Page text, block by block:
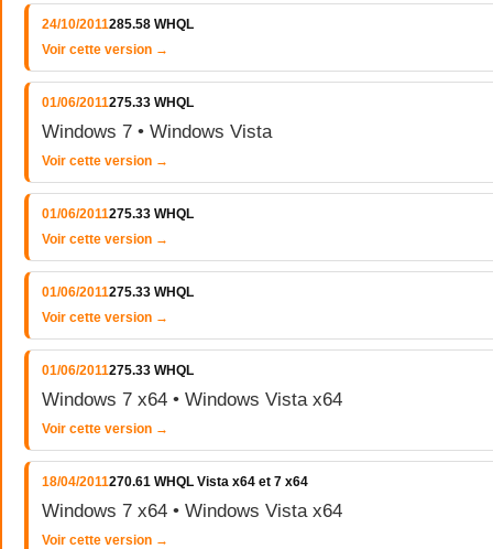
24/10/2011285.58 WHQL
Voir cette version →
01/06/2011275.33 WHQL
Windows 7 • Windows Vista
Voir cette version →
01/06/2011275.33 WHQL
Voir cette version →
01/06/2011275.33 WHQL
Voir cette version →
01/06/2011275.33 WHQL
Windows 7 x64 • Windows Vista x64
Voir cette version →
18/04/2011270.61 WHQL Vista x64 et 7 x64
Windows 7 x64 • Windows Vista x64
Voir cette version →